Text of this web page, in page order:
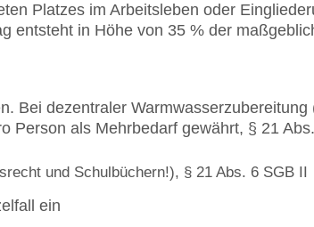
Platzes im Arbeitsleben oder
entsteht in Höhe von 35 % der
Bei dezentraler Warmwasserzubereitung
Person als Mehrbedarf gewährt, § 21
und Schulbüchern!), § 21 Abs. 6 SGB II
ein